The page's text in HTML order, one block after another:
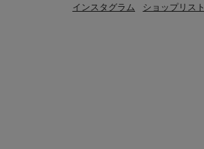
インスタグラム ショップリスト